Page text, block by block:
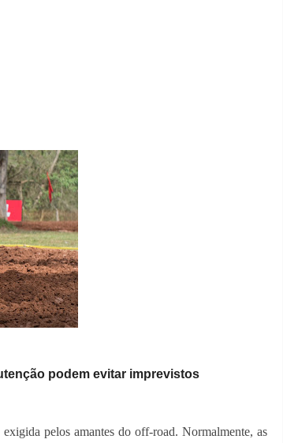
podem evitar imprevistos
pelos amantes do off-road. Normalmente, as